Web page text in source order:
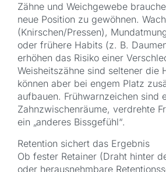
Zähne und Weichgewebe
neue Position zu gewöhnen.
(Knirschen/Pressen),
oder frühere Habits (z. B.
erhöhen das Risiko einer
Weisheitszähne sind seltener die
können aber bei engem Platz
aufbauen. Frühwarnzeichen sind
Zahnzwischenräume, verdrehte
ein „anderes Bissgefühl“.
Retention sichert das Ergebnis
Ob fester Retainer (Draht hinter
oder herausnehmbare